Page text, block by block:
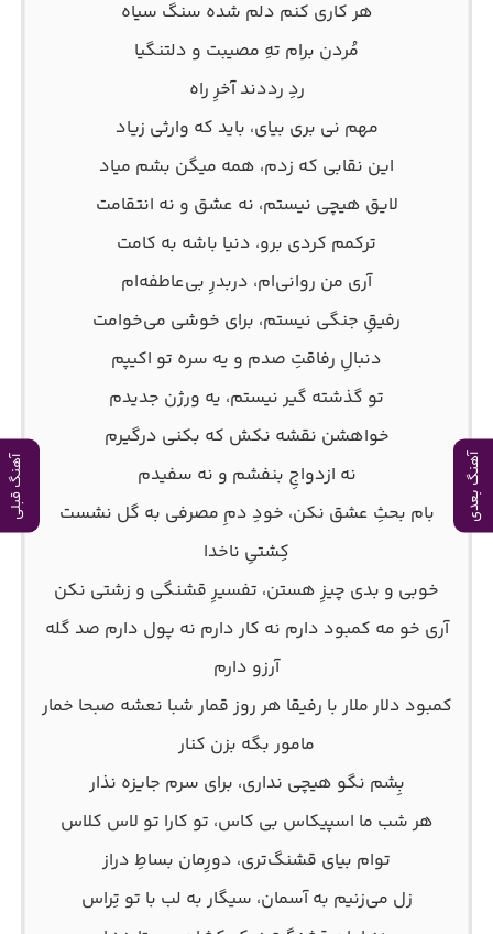
آهنگ بعدی آهنگ قبلی
هر کاری کنم دلم شده سنگ سیاه
مُردن برام تهِ مصیبت و دلتنگیا
ردِ رددند آخرِ راه
مهم نی بری بیای، باید که وارثی زیاد
این نقابی که زدم، همه میگن بشم میاد
لایق هیچی نیستم، نه عشق و نه انتقامت
ترکمم کردی برو، دنیا باشه به کامت
آری من روانی‌ام، دربدرِ بی‌عاطفه‌ام
رفیقِ جنگی نیستم، برای خوشی می‌خوامت
دنبالِ رفاقتِ صدم و یه سره تو اکیپم
تو گذشته گیر نیستم، یه ورژن جدیدم
خواهشن نقشه نکش که بکنی درگیرم
نه ازدواجِ بنفشم و نه سفیدم
بام بحثِ عشق نکن، خودِ دمِ مصرفی به گل نشست
کِشتیِ ناخدا
خوبی و بدی چیزِ هستن، تفسیرِ قشنگی و زشتی نکن
آری خو مه کمبود دارم نه کار دارم نه پول دارم صد گله
آرزو دارم
کمبود دلار ملار با رفیقا هر روز قمار شبا نعشه صبحا خمار
مامور بگه بزن کنار
بِشم نگو هیچی نداری، برای سرم جایزه نذار
هر شب ما اسپیکاس بی کاس، تو کارا تو لاس کلاس
توام بیای قشنگ‌تری، دورِمان بساطِ دراز
زل می‌زنیم به آسمان، سیگار به لب با تو تِراس